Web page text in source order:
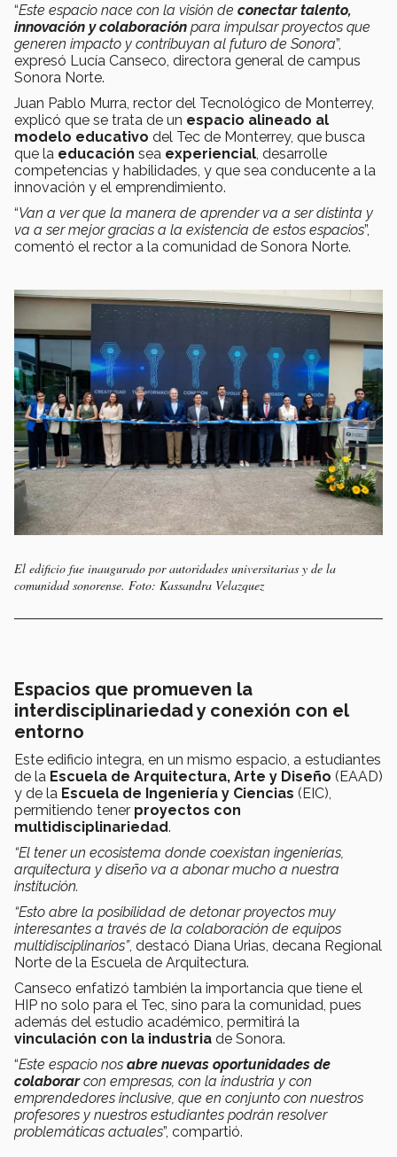
“Este espacio nace con la visión de conectar talento,
innovación y colaboración para impulsar proyectos que
generen impacto y contribuyan al futuro de Sonora”,
expresó Lucía Canseco, directora general de campus
Sonora Norte.
Juan Pablo Murra, rector del Tecnológico de Monterrey,
explicó que se trata de un espacio alineado al
modelo educativo del Tec de Monterrey, que busca
que la educación sea experiencial , desarrolle
competencias y habilidades, y que sea conducente a la
innovación y el emprendimiento.
“Van a ver que la manera de aprender va a ser distinta y
va a ser mejor gracias a la existencia de estos espacios”,
comentó el rector a la comunidad de Sonora Norte.
El edificio fue inaugurado por autoridades universitarias y de la
comunidad sonorense. Foto: Kassandra Velazquez
Espacios que promueven la
interdisciplinariedad y conexión con el
entorno
Este edificio integra, en un mismo espacio, a estudiantes
de la Escuela de Arquitectura, Arte y Diseño (EAAD)
y de la Escuela de Ingeniería y Ciencias (EIC),
permitiendo tener proyectos con
multidisciplinariedad.
“El tener un ecosistema donde coexistan ingenierías,
arquitectura y diseño va a abonar mucho a nuestra
institución.
“Esto abre la posibilidad de detonar proyectos muy
interesantes a través de la colaboración de equipos
multidisciplinarios”, destacó Diana Urias, decana Regional
Norte de la Escuela de Arquitectura.
Canseco enfatizó también la importancia que tiene el
HIP no solo para el Tec, sino para la comunidad, pues
además del estudio académico, permitirá la
vinculación con la industria de Sonora.
“Este espacio nos abre nuevas oportunidades de
colaborarcon empresas, con la industria y con
emprendedores inclusive, que en conjunto con nuestros
profesores y nuestros estudiantes podrán resolver
problemáticas actuales”, compartió.